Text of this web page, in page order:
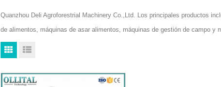
Quanzhou Deli Agroforestrial Machinery Co.,Ltd. Los principales productos
de alimentos, máquinas de asar alimentos, máquinas de gestión de campo y